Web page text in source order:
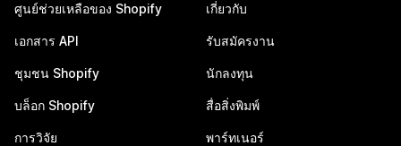
ศูนย์ช่วยเหลือของ Shopify
เอกสาร API
ชุมชน Shopify
บล็อก Shopify
การวิจัย
เกี่ยวกับ
รับสมัครงาน
นักลงทุน
สื่อสิ่งพิมพ์
พาร์ทเนอร์